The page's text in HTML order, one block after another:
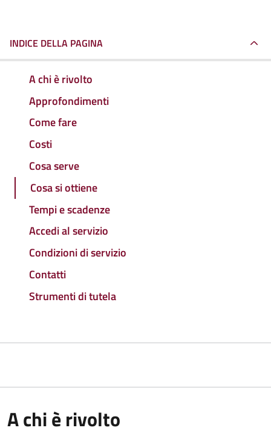
INDICE DELLA PAGINA
A chi è rivolto
Approfondimenti
Come fare
Costi
Cosa serve
Cosa si ottiene
Tempi e scadenze
Accedi al servizio
Condizioni di servizio
Contatti
Strumenti di tutela
A chi è rivolto